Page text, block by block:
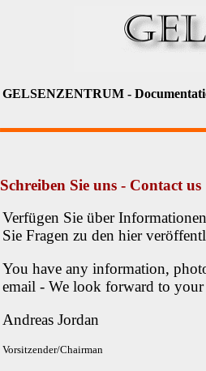
GELSENZENTRUM -
Schreiben Sie uns - Contact us
Verfügen Sie über
Sie Fragen zu den hier
You have any information,
email - We look forward to
Andreas Jordan
Vorsitzender/Chairman